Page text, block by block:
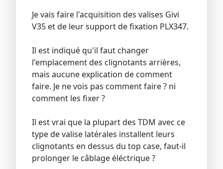
Je vais faire l'acquisition des valises Givi
V35 et de leur support de fixation PLX347.
Il est indiqué qu'il faut changer
l'emplacement des clignotants arrières,
mais aucune explication de comment
faire. Je ne vois pas comment faire ? ni
comment les fixer ?
Il est vrai que la plupart des TDM avec ce
type de valise latérales installent leurs
clignotants en dessus du top case, faut-il
prolonger le câblage éléctrique ?